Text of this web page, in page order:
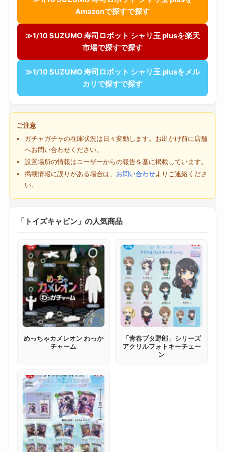
Amazonで探すで探す
≫1/10 SUZUMO 寿司ロボット シャリ玉 plusを楽天
市場で探すで探す
≫1/10 SUZUMO 寿司ロボット シャリ玉 plusをメル
カリで探すで探す
ご注意
ガチャガチャの在庫状況は日々変動します。お出かけ前に店舗
へお問い合わせください。
設置場所の情報はユーザーからの報告を基に掲載しています。
掲載情報に誤りがある場合は、 お問い合わせよりご連絡くださ
い。
「トイズキャビン」の人気商品
めっちゃカメレオン わっか
チャーム
「青春ブタ野郎」シリーズ
アクリルフォトキーチェー
ン